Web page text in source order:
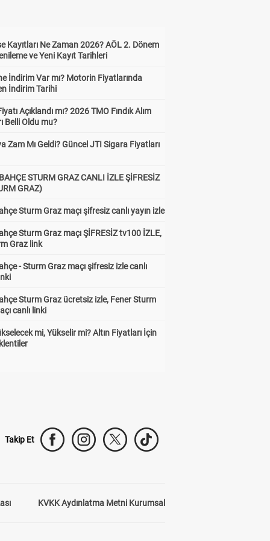
Kayıtları Ne Zaman 2026? AÖL 2. Dönem
ve Yeni Kayıt Tarihleri
İndirim Var mı? Motorin Fiyatlarında
İndirim Tarihi
Açıklandı mı? 2026 TMO Fındık Alım
Belli Oldu mu?
Zam Mı Geldi? Güncel JTI Sigara Fiyatları
STURM GRAZ CANLI İZLE ŞİFRESİZ
GRAZ)
Sturm Graz maçı şifresiz canlı yayın izle
Sturm Graz maçı ŞİFRESİZ tv100 İZLE,
Graz link
- Sturm Graz maçı şifresiz izle canlı
Sturm Graz ücretsiz izle, Fener Sturm
canlı linki
mi, Yükselir mi? Altın Fiyatları İçin
Takip Et
KVKK Aydınlatma Metni Kurumsal